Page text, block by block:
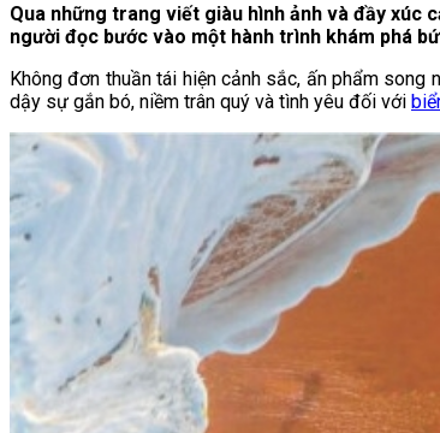
Qua những trang viết giàu hình ảnh và đầy xúc
người đọc bước vào một hành trình khám phá
Không đơn thuần tái hiện cảnh sắc, ấn phẩm
dậy sự gắn bó, niềm trân quý và tình yêu đối với